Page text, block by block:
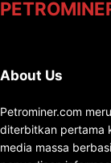
About Us
Petrominer.com
diterbitkan pertama
media massa